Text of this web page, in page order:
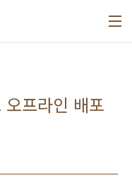
프라인 배포